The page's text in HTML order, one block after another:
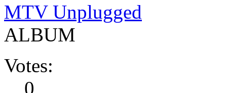
MTV Unplugged
ALBUM
Votes:
0